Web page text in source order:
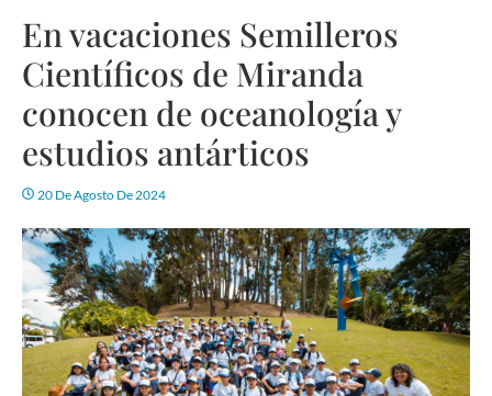
En vacaciones Semilleros
Científicos de Miranda
conocen de oceanología y
estudios antárticos
20 De Agosto De 2024